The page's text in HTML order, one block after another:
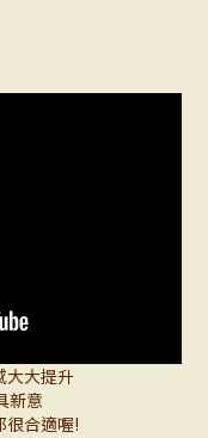
大大提升
新意
很合適喔!